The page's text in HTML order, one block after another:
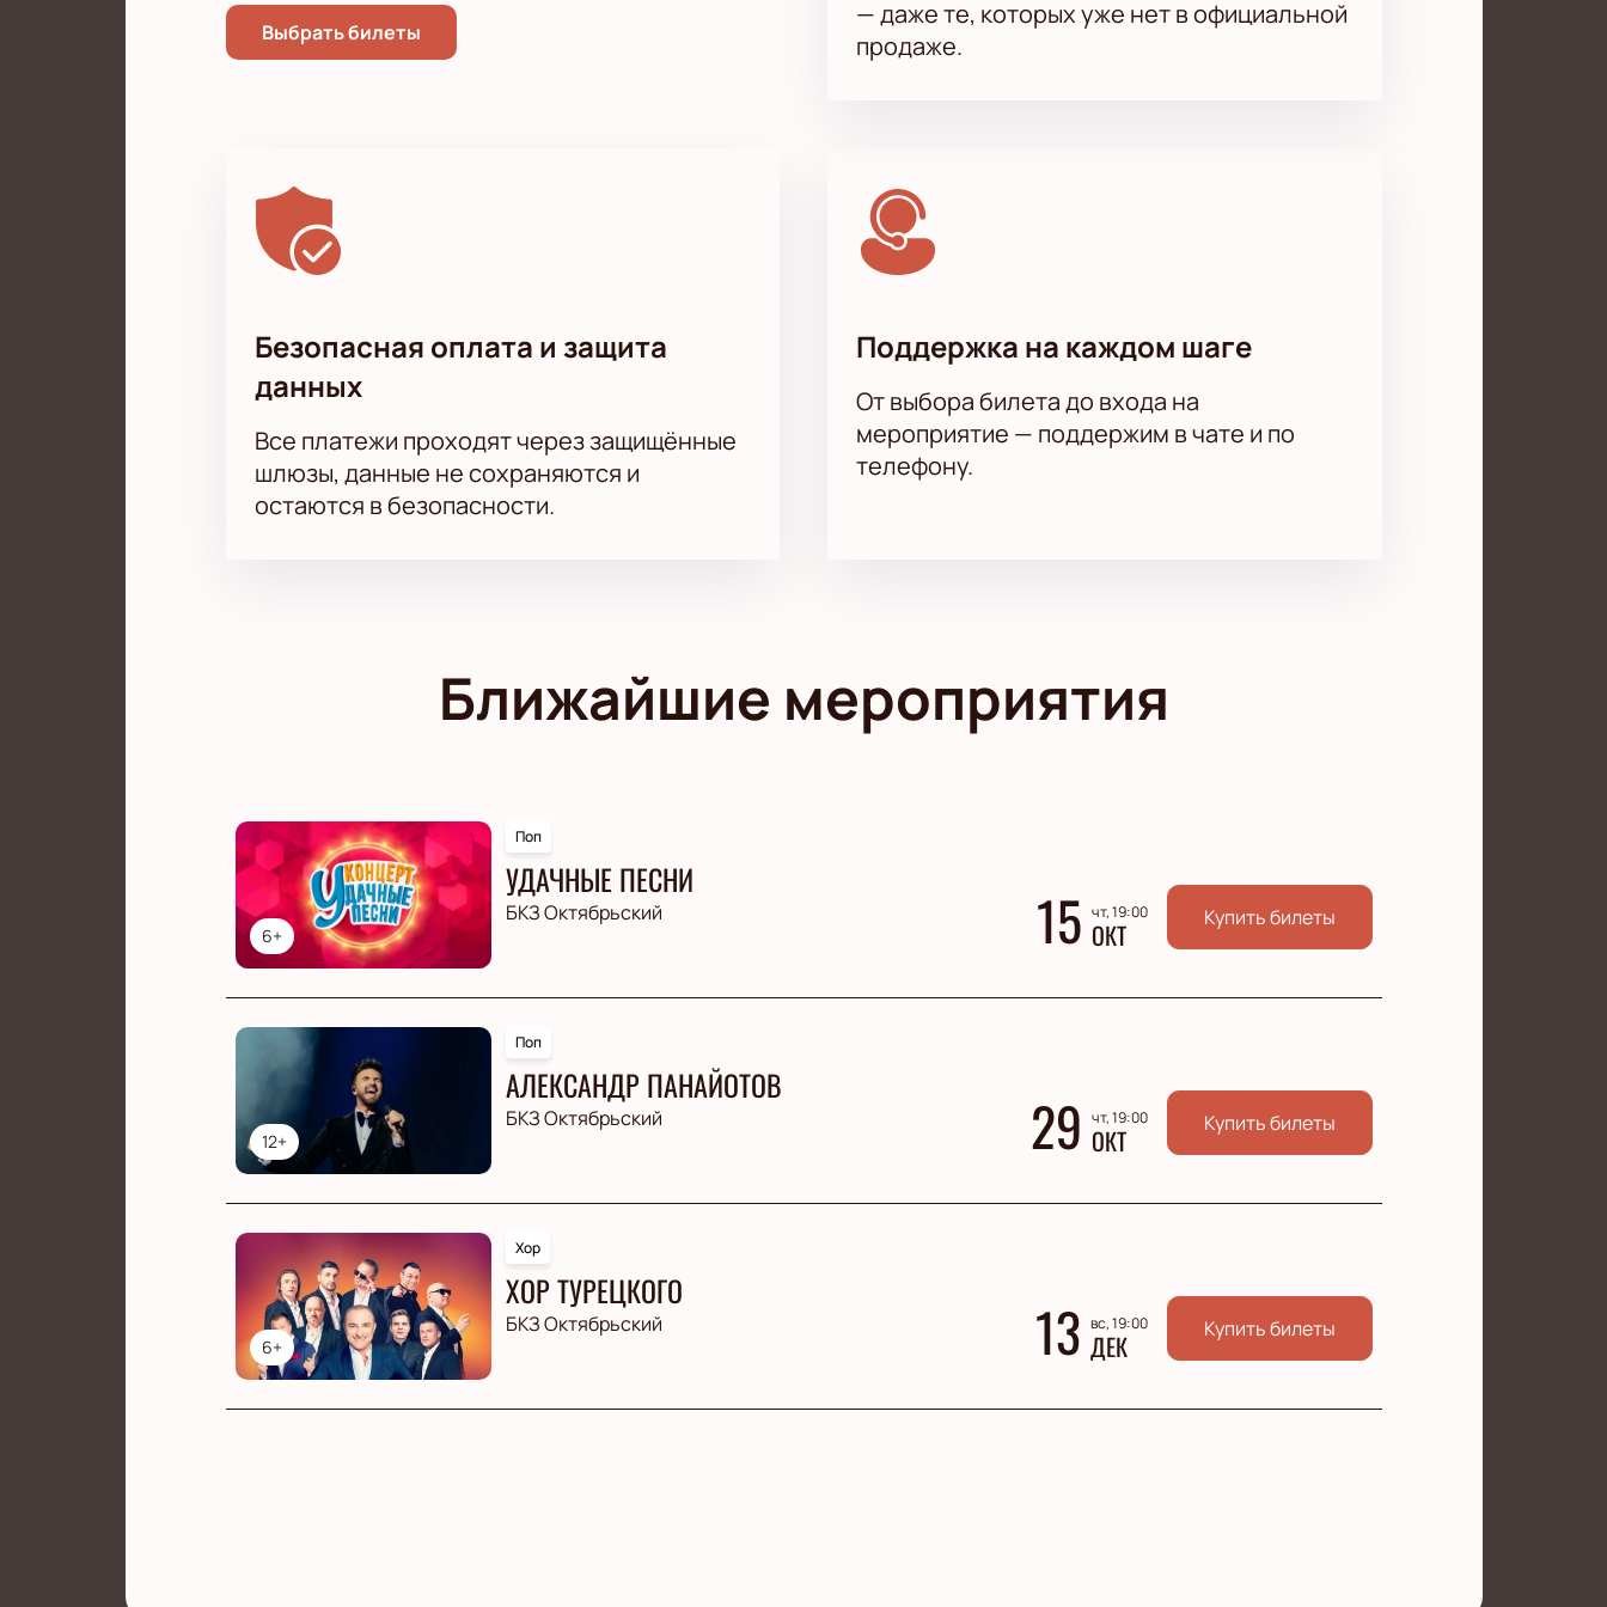
Выбрать билеты
— даже те, которых уже нет в официальной
продаже.
Безопасная оплата и защита
данных
Все платежи проходят через защищённые
шлюзы, данные не сохраняются и
остаются в безопасности.
Поддержка на каждом шаге
От выбора билета до входа на
мероприятие — поддержим в чате и по
телефону.
Ближайшие мероприятия
6+
Поп
УДАЧНЫЕ ПЕСНИ
БКЗ Октябрьский 15 чт, 19:00
ОКТ Купить билеты
12+
Поп
АЛЕКСАНДР ПАНАЙОТОВ
БКЗ Октябрьский 29 чт, 19:00
ОКТ Купить билеты
6+
Хор
ХОР ТУРЕЦКОГО
БКЗ Октябрьский 13 вс, 19:00
ДЕК Купить билеты